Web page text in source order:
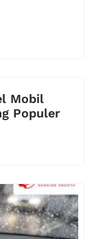
Mobil
Populer